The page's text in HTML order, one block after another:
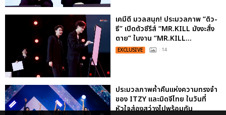
เคมีดี มวลสนุก! ประมวลภาพ “ดิว-
ธี” เปิดตัวซีรีส์ “MR.KILL มังงะสั่ง
ตาย” ในงาน “MR.KILL...
EXCLUSIVE : 14
ประมวลภาพค่ำคืนแห่งความทรงจำ
ของ ITZY และมิดจีไทย ในวันที่
หัวใจส่องสว่างไปพร้อมกัน